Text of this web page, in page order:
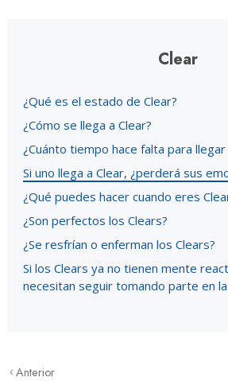
Clear
¿Qué es el estado de Clear?
¿Cómo se llega a Clear?
¿Cuánto tiempo hace falta para llegar
Si uno llega a Clear, ¿perderá sus
¿Qué puedes hacer cuando eres
¿Son perfectos los Clears?
¿Se resfrían o enferman los Clears?
Si los Clears ya no tienen mente
necesitan seguir tomando parte en
Anterior